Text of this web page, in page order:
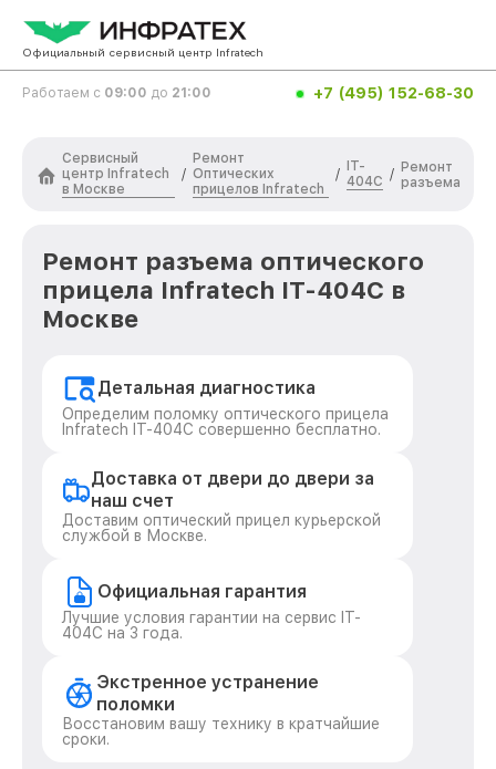
Официальный сервисный центр Infratech
Работаем с 09:00 до 21:00 +7 (495) 152-68-30
Сервисный
центр Infratech
в Москве
/
Ремонт
Оптических
прицелов Infratech
/
IT-
404C / Ремонт
разъема
Ремонт разъема оптического
прицела Infratech IT-404C в
Москве
Детальная диагностика
Определим поломку оптического прицела
Infratech IT-404C совершенно бесплатно.
Доставка от двери до двери за
наш счет
Доставим оптический прицел курьерской
службой в Москве.
Официальная гарантия
Лучшие условия гарантии на сервис IT-
404C на 3 года.
Экстренное устранение
поломки
Восстановим вашу технику в кратчайшие
сроки.